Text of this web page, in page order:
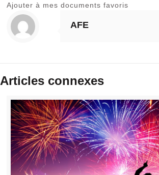
Ajouter à mes documents favoris
AFE
Articles connexes